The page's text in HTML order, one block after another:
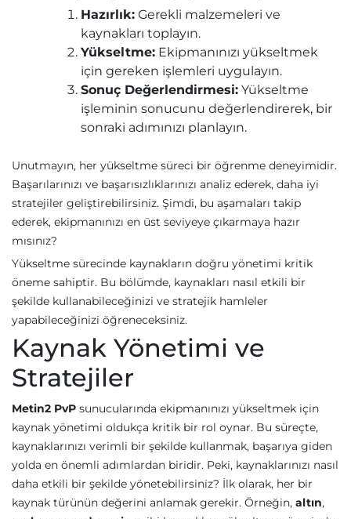
Hazırlık: Gerekli malzemeleri ve
kaynakları toplayın.
Yükseltme: Ekipmanınızı yükseltmek
için gereken işlemleri uygulayın.
Sonuç Değerlendirmesi: Yükseltme
işleminin sonucunu değerlendirerek, bir
sonraki adımınızı planlayın.
Unutmayın, her yükseltme süreci bir öğrenme deneyimidir.
Başarılarınızı ve başarısızlıklarınızı analiz ederek, daha iyi
stratejiler geliştirebilirsiniz. Şimdi, bu aşamaları takip
ederek, ekipmanınızı en üst seviyeye çıkarmaya hazır
mısınız?
Yükseltme sürecinde kaynakların doğru yönetimi kritik
öneme sahiptir. Bu bölümde, kaynakları nasıl etkili bir
şekilde kullanabileceğinizi ve stratejik hamleler
yapabileceğinizi öğreneceksiniz.
Kaynak Yönetimi ve
Stratejiler
Metin2 PvP sunucularında ekipmanınızı yükseltmek için
kaynak yönetimi oldukça kritik bir rol oynar. Bu süreçte,
kaynaklarınızı verimli bir şekilde kullanmak, başarıya giden
yolda en önemli adımlardan biridir. Peki, kaynaklarınızı nasıl
daha etkili bir şekilde yönetebilirsiniz? İlk olarak, her bir
kaynak türünün değerini anlamak gerekir. Örneğin, altın,